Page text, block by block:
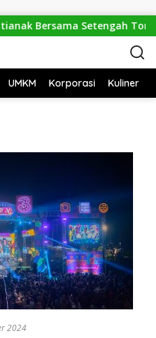
Bersama Setengah Ton
UMKM Korporasi Kuliner
2024